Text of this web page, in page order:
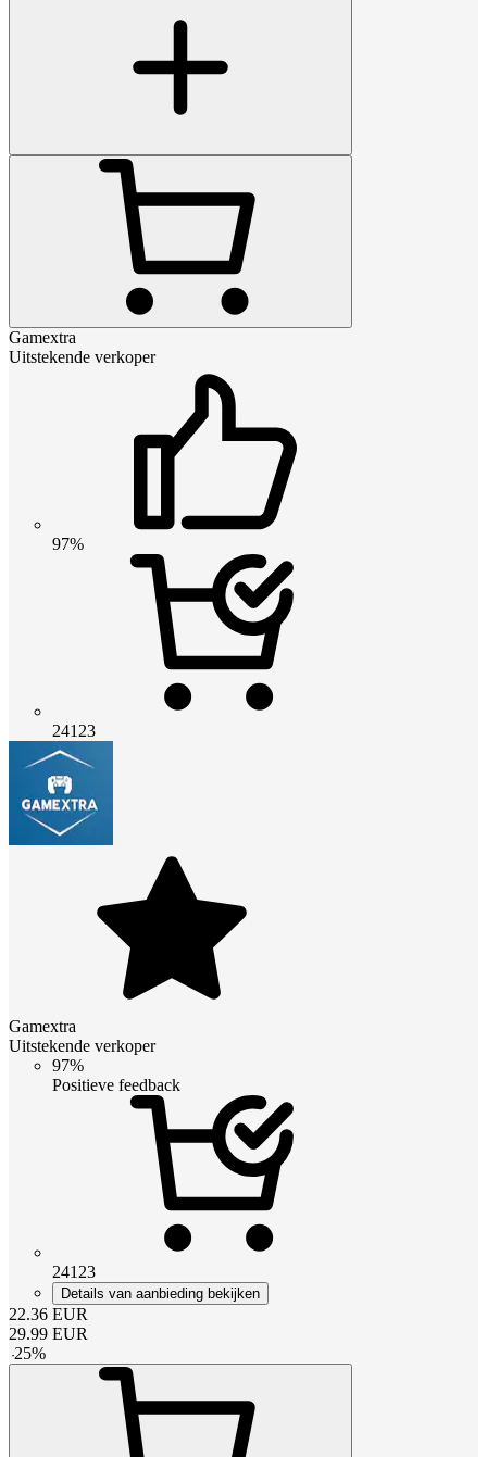
Gamextra
Uitstekende verkoper
97%
24123
Gamextra
Uitstekende verkoper
97%
Positieve feedback
24123
Details van aanbieding bekijken
22.36 EUR
29.99 EUR
-25%